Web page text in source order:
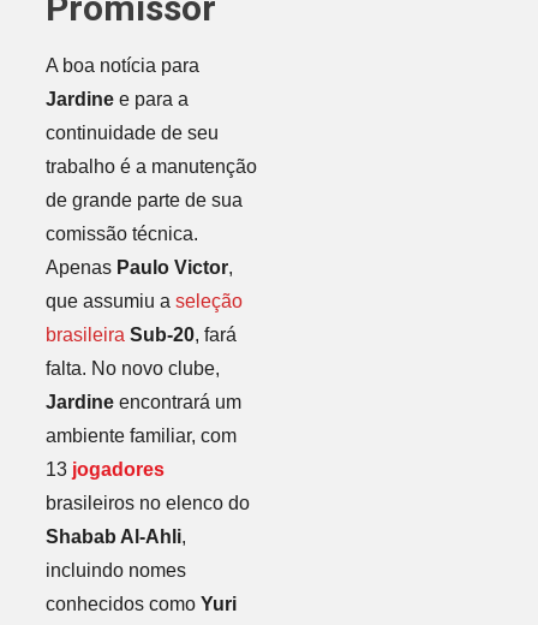
A boa notícia para
Jardinee para a
continuidade de seu
trabalho é a manutenção
de grande parte de sua
comissão técnica.
Apenas Paulo Victor,
que assumiu a seleção
brasileira Sub-20, fará
falta. No novo clube,
Jardineencontrará um
ambiente familiar, com
13 jogadores
brasileiros no elenco do
Shabab Al-Ahli,
incluindo nomes
conhecidos como Yuri